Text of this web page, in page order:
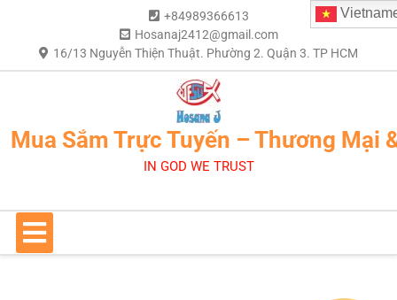
+84989366613
Hosanaj2412@gmail.com
16/13 Nguyễn Thiện Thuật. Phường 2. Quận 3. TP HCM
Mua Sắm Trực Tuyến – Thương Mại
IN GOD WE TRUST